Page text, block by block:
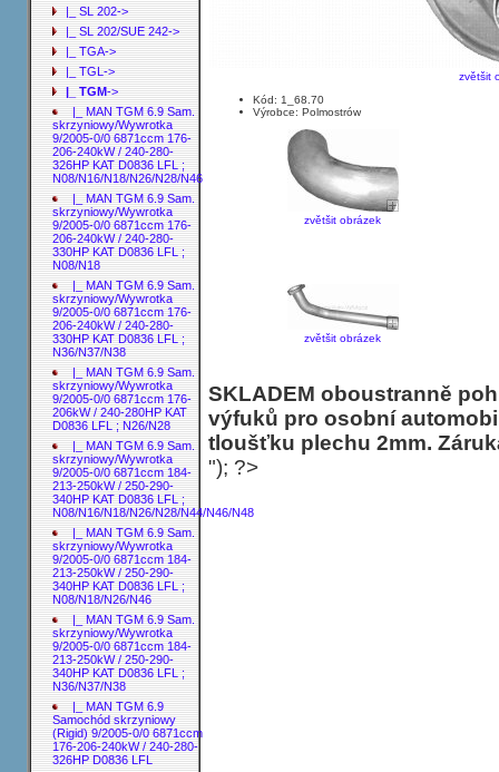
|_ SL 202->
|_ SL 202/SUE 242->
|_ TGA->
|_ TGL->
|_ TGM->
|_ MAN TGM 6.9 Sam.
skrzyniowy/Wywrotka
9/2005-0/0 6871ccm 176-
206-240kW / 240-280-
326HP KAT D0836 LFL ;
N08/N16/N18/N26/N28/N46
|_ MAN TGM 6.9 Sam.
skrzyniowy/Wywrotka
9/2005-0/0 6871ccm 176-
206-240kW / 240-280-
330HP KAT D0836 LFL ;
N08/N18
|_ MAN TGM 6.9 Sam.
skrzyniowy/Wywrotka
9/2005-0/0 6871ccm 176-
206-240kW / 240-280-
330HP KAT D0836 LFL ;
N36/N37/N38
|_ MAN TGM 6.9 Sam.
skrzyniowy/Wywrotka
9/2005-0/0 6871ccm 176-
206kW / 240-280HP KAT
D0836 LFL ; N26/N28
|_ MAN TGM 6.9 Sam.
skrzyniowy/Wywrotka
9/2005-0/0 6871ccm 184-
213-250kW / 250-290-
340HP KAT D0836 LFL ;
N08/N16/N18/N26/N28/N44/N46/N48
|_ MAN TGM 6.9 Sam.
skrzyniowy/Wywrotka
9/2005-0/0 6871ccm 184-
213-250kW / 250-290-
340HP KAT D0836 LFL ;
N08/N18/N26/N46
|_ MAN TGM 6.9 Sam.
skrzyniowy/Wywrotka
9/2005-0/0 6871ccm 184-
213-250kW / 250-290-
340HP KAT D0836 LFL ;
N36/N37/N38
|_ MAN TGM 6.9
Samochód skrzyniowy
(Rigid) 9/2005-0/0 6871ccm
176-206-240kW / 240-280-
326HP D0836 LFL
zvětšit
Kód: 1_68.70
Výrobce: Polmostrów
zvětšit obrázek
zvětšit obrázek
SKLADEM oboustranně
výfuků pro osobní
tloušťku plechu 2mm.
"); ?>